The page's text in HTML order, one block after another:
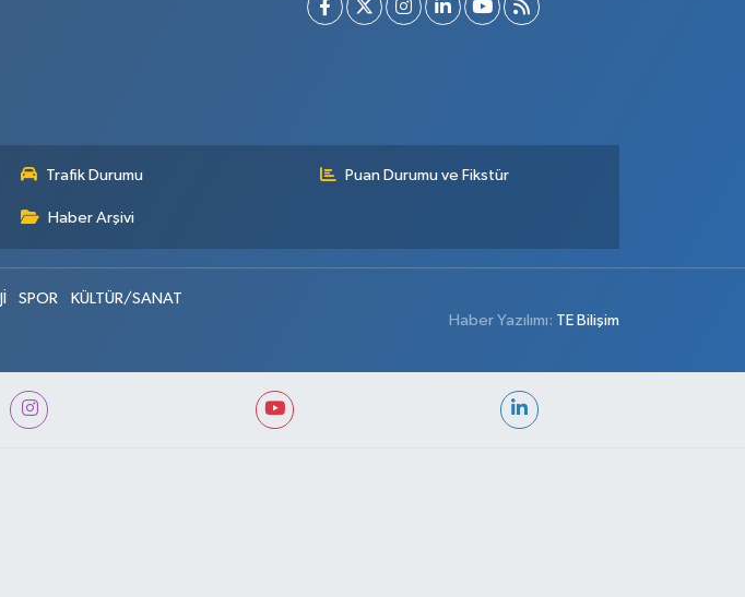
Trafik Durumu Puan Durumu ve Fikstür
Haber Arşivi
SPOR
KÜLTÜR/SANAT
Haber Yazılımı: TE Bilişim